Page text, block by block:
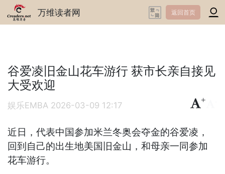
万维读者网 返回首页
谷爱凌旧金山花车游行 获市长亲自接见
大受欢迎
娱乐EMBA 2026-03-09 12:17
+
近日，代表中国参加米兰冬奥会夺金的谷爱凌，
回到自己的出生地美国旧金山，和母亲一同参加
花车游行。